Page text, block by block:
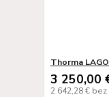
Thorma
3 250,00
2 642,28 € bez